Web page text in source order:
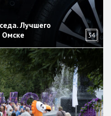
Лучшего
Омске
34